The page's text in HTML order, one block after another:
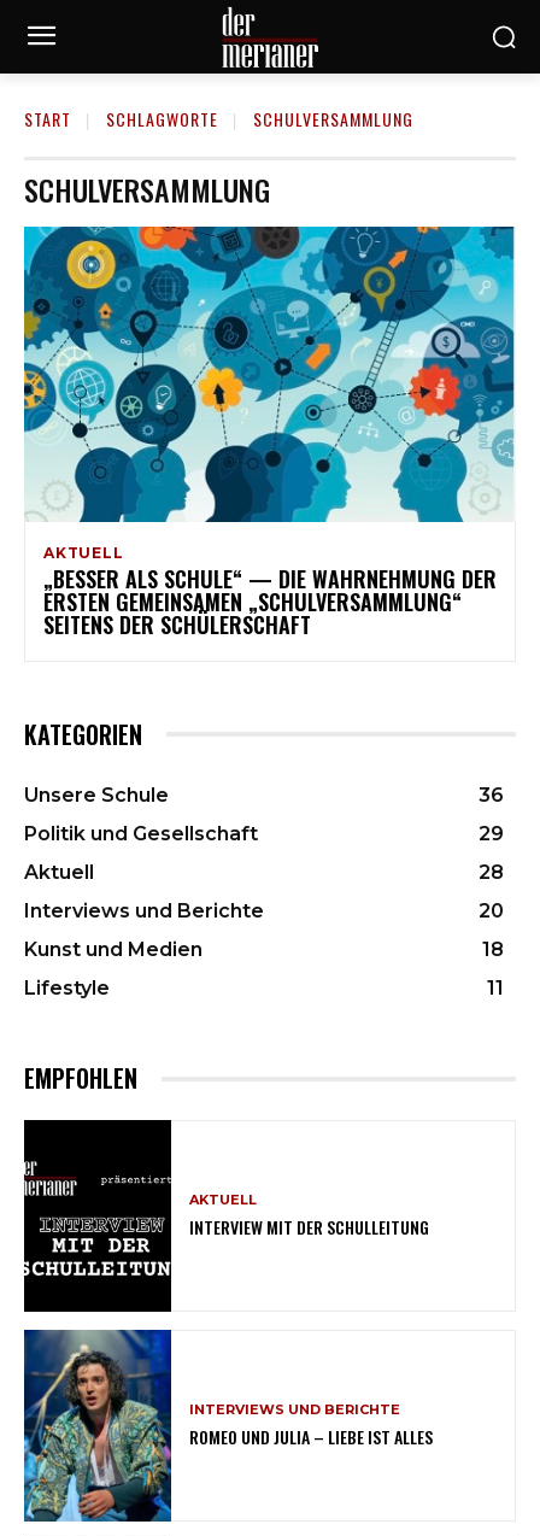
START SCHLAGWORTE SCHULVERSAMMLUNG
SCHULVERSAMMLUNG
AKTUELL
„BESSER ALS SCHULE“ — DIE WAHRNEHMUNG DER
ERSTEN GEMEINSAMEN „SCHULVERSAMMLUNG“
SEITENS DER SCHÜLERSCHAFT
KATEGORIEN
Unsere Schule
36
Politik und Gesellschaft
29
Aktuell
28
Interviews und Berichte
20
Kunst und Medien
18
Lifestyle
11
EMPFOHLEN
AKTUELL
INTERVIEW MIT DER SCHULLEITUNG
INTERVIEWS UND BERICHTE
ROMEO UND JULIA – LIEBE IST ALLES